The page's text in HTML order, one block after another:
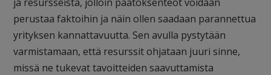
perustaa faktoihin ja näin ollen saadaan parannettua
yrityksen kannattavuutta. Sen avulla pystytään
varmistamaan, että resurssit ohjataan juuri sinne,
missä ne tukevat tavoitteiden saavuttamista